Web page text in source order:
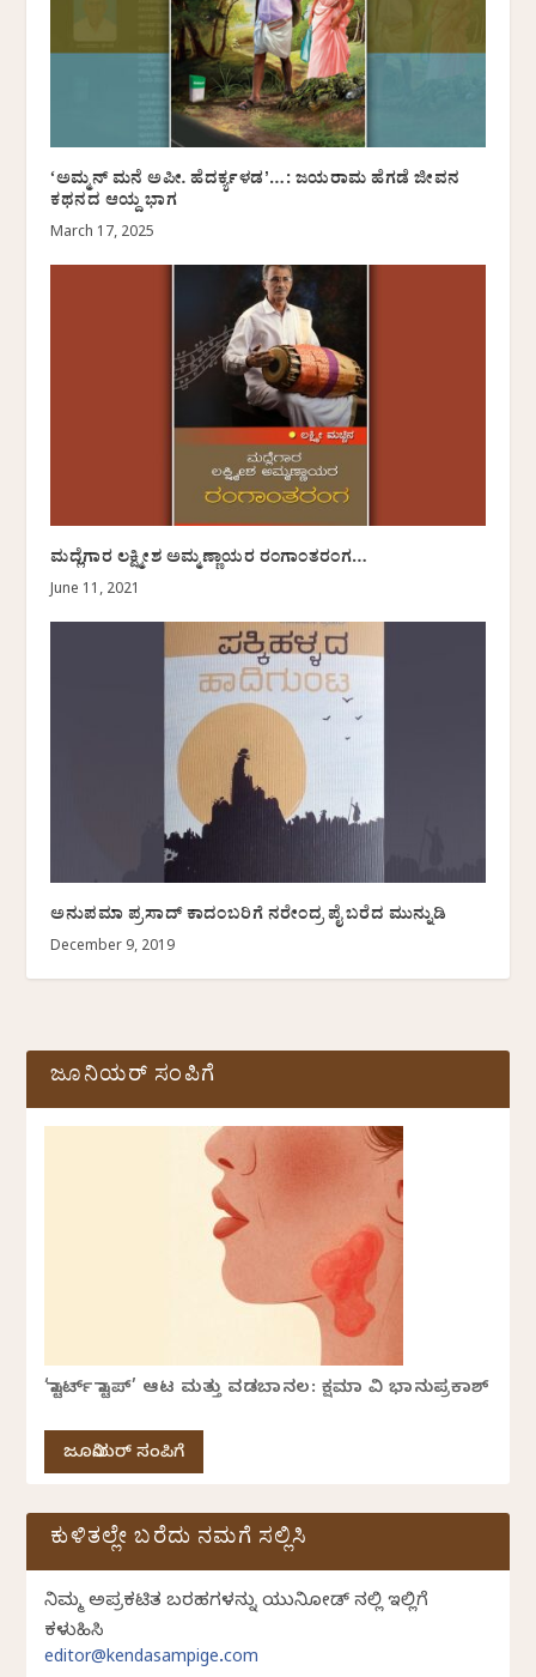
‘ಅಮ್ಮನ್ ಮನೆ ಅಪೀ. ಹೆದರ್ಕ್ಯಳಡʼ…: ಜಯರಾಮ ಹೆಗಡೆ ಜೀವನ
ಕಥನದ ಆಯ್ದ ಭಾಗ
March 17, 2025
ಮದ್ಲೆಗಾರ ಲಕ್ಷ್ಮೀಶ ಅಮ್ಮಣ್ಣಾಯರ ರಂಗಾಂತರಂಗ…
June 11, 2021
ಅನುಪಮಾ ಪ್ರಸಾದ್ ಕಾದಂಬರಿಗೆ ನರೇಂದ್ರ ಪೈ ಬರೆದ ಮುನ್ನುಡಿ
December 9, 2019
ಜೂನಿಯರ್ ಸಂಪಿಗೆ
‘ಸ್ಟಾರ್ಟ್ ಸ್ಟಾಪ್’ ಆಟ ಮತ್ತು ವಡಬಾನಲ: ಕ್ಷಮಾ ವಿ ಭಾನುಪ್ರಕಾಶ್
ಜೂನಿಯರ್ ಸಂಪಿಗೆ
ಕುಳಿತಲ್ಲೇ ಬರೆದು ನಮಗೆ ಸಲ್ಲಿಸಿ
ನಿಮ್ಮ ಅಪ್ರಕಟಿತ ಬರಹಗಳನ್ನು ಯುನಿಕೋಡ್ ನಲ್ಲಿ ಇಲ್ಲಿಗೆ
ಕಳುಹಿಸಿ
editor@kendasampige.com